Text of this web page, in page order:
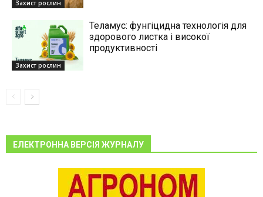
Захист рослин
Захист рослин
Теламус: фунгіцидна технологія для
здорового листка і високої
продуктивності
ЕЛЕКТРОННА ВЕРСІЯ ЖУРНАЛУ